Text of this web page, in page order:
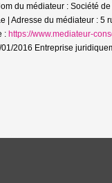
du médiateur : Société
| Adresse du médiateur : 5
: https://www.mediateur-
2016 Entreprise